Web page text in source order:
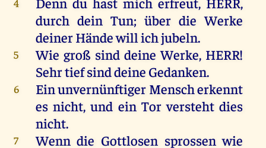
4
durch dein Tun;über die Werke
deinerHändewillichjubeln.
5 Wie groß sind deine Werke, HERR!
Sehrtiefsinddeine Gedanken.
6 Einunvernünftiger Menscherkennt
es nicht,und ein Tor versteht dies
nicht.
7 Wenn die Gottlosen sprossen wie